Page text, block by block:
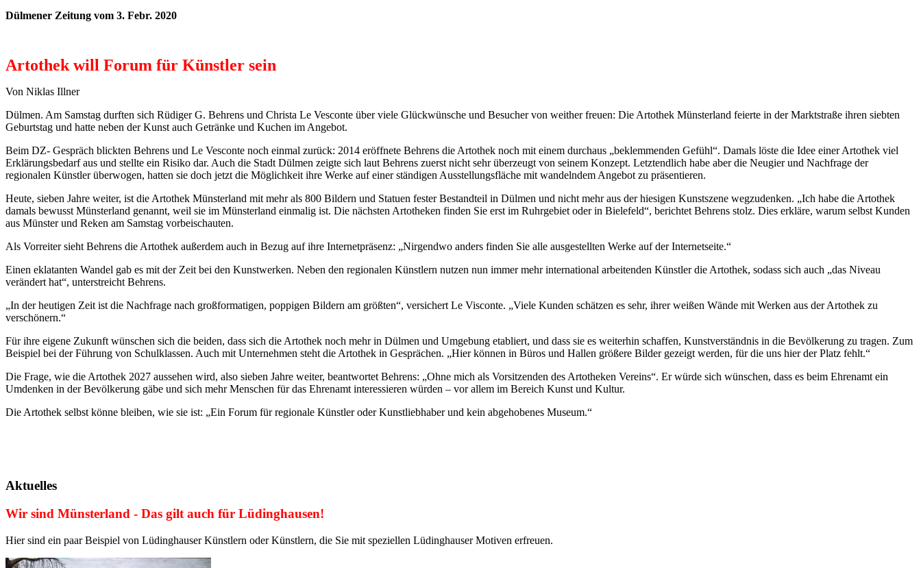
Dülmener Zeitung vom 3. Febr. 2020
Artothek will Forum für Künstler sein
Von Niklas Illner
Dülmen. Am Samstag durften sich Rüdiger G. Behrens und Christa Le Vesconte über viele Glückwünsche und Besucher von weither freuen: Die Artothek Münsterland feierte in der Marktstraße ihren siebten
Geburtstag und hatte neben der Kunst auch Getränke und Kuchen im Angebot.
Beim DZ- Gespräch blickten Behrens und Le Vesconte noch einmal zurück: 2014 eröffnete Behrens die Artothek noch mit einem durchaus „beklemmenden Gefühl“. Damals löste die Idee einer Artothek viel
Erklärungsbedarf aus und stellte ein Risiko dar. Auch die Stadt Dülmen zeigte sich laut Behrens zuerst nicht sehr überzeugt von seinem Konzept. Letztendlich habe aber die Neugier und Nachfrage der
regionalen Künstler überwogen, hatten sie doch jetzt die Möglichkeit ihre Werke auf einer ständigen Ausstellungsfläche mit wandelndem Angebot zu präsentieren.
Heute, sieben Jahre weiter, ist die Artothek Münsterland mit mehr als 800 Bildern und Statuen fester Bestandteil in Dülmen und nicht mehr aus der hiesigen Kunstszene wegzudenken. „Ich habe die Artothek
damals bewusst Münsterland genannt, weil sie im Münsterland einmalig ist. Die nächsten Artotheken finden Sie erst im Ruhrgebiet oder in Bielefeld“, berichtet Behrens stolz. Dies erkläre, warum selbst Kunden
aus Münster und Reken am Samstag vorbeischauten.
Als Vorreiter sieht Behrens die Artothek außerdem auch in Bezug auf ihre Internetpräsenz: „Nirgendwo anders finden Sie alle ausgestellten Werke auf der Internetseite.“
Einen eklatanten Wandel gab es mit der Zeit bei den Kunstwerken. Neben den regionalen Künstlern nutzen nun immer mehr international arbeitenden Künstler die Artothek, sodass sich auch „das Niveau
verändert hat“, unterstreicht Behrens.
„In der heutigen Zeit ist die Nachfrage nach großformatigen, poppigen Bildern am größten“, versichert Le Visconte. „Viele Kunden schätzen es sehr, ihrer weißen Wände mit Werken aus der Artothek zu
verschönern.“
Für ihre eigene Zukunft wünschen sich die beiden, dass sich die Artothek noch mehr in Dülmen und Umgebung etabliert, und dass sie es weiterhin schaffen, Kunstverständnis in die Bevölkerung zu tragen. Zum
Beispiel bei der Führung von Schulklassen. Auch mit Unternehmen steht die Artothek in Gesprächen. „Hier können in Büros und Hallen größere Bilder gezeigt werden, für die uns hier der Platz fehlt.“
Die Frage, wie die Artothek 2027 aussehen wird, also sieben Jahre weiter, beantwortet Behrens: „Ohne mich als Vorsitzenden des Artotheken Vereins“. Er würde sich wünschen, dass es beim Ehrenamt ein
Umdenken in der Bevölkerung gäbe und sich mehr Menschen für das Ehrenamt interessieren würden – vor allem im Bereich Kunst und Kultur.
Die Artothek selbst könne bleiben, wie sie ist: „Ein Forum für regionale Künstler oder Kunstliebhaber und kein abgehobenes Museum.“
Aktuelles
Wir sind Münsterland - Das gilt auch für Lüdinghausen!
Hier sind ein paar Beispiel von Lüdinghauser Künstlern oder Künstlern, die Sie mit speziellen Lüdinghauser Motiven erfreuen.